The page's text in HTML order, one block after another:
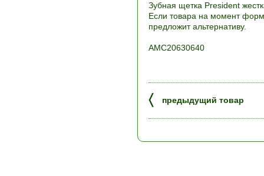
Зубная щетка President
Если товара на момент
предложит альтернативу.
АМС20630640
〈 предыдущий товар